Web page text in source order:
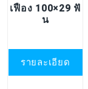
เฟือง 100×29 ฟั
น
รายละเอียด